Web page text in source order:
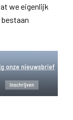
we eigenlijk